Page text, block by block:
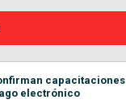
capacitaciones
electrónico